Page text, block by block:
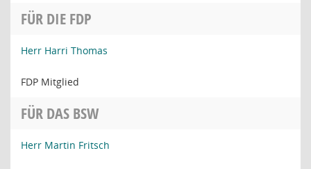
FÜR DIE FDP
Herr Harri Thomas
FDP Mitglied
FÜR DAS BSW
Herr Martin Fritsch